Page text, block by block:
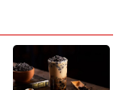
涨，截至当
年内涨幅超9
。因此，进入